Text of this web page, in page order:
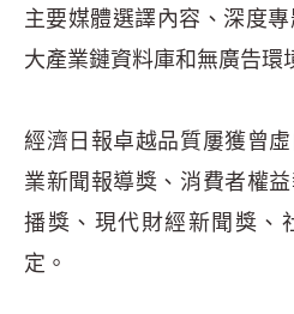
主要媒體選譯內容、深度
大產業鏈資料庫和無廣告環
經濟日報卓越品質屢獲曾
業新聞報導獎、消費者權
播獎、現代財經新聞獎、
定。